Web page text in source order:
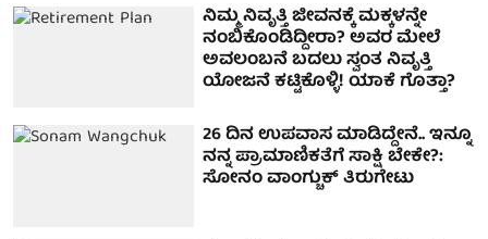
ನಿಮ್ಮ ನಿವೃತ್ತಿ ಜೀವನಕ್ಕೆ ಮಕ್ಕಳನ್ನೇ
ನಂಬಿಕೊಂಡಿದ್ದೀರಾ? ಅವರ ಮೇಲೆ
ಅವಲಂಬನೆ ಬದಲು ಸ್ವಂತ ನಿವೃತ್ತಿ
ಯೋಜನೆ ಕಟ್ಟಿಕೊಳ್ಳಿ! ಯಾಕೆ ಗೊತ್ತಾ?
26 ದಿನ ಉಪವಾಸ ಮಾಡಿದ್ದೇನೆ.. ಇನ್ನೂ
ನನ್ನ ಪ್ರಾಮಾಣಿಕತೆಗೆ ಸಾಕ್ಷಿ ಬೇಕೇ?:
ಸೋನಂ ವಾಂಗ್ಚುಕ್ ತಿರುಗೇಟು